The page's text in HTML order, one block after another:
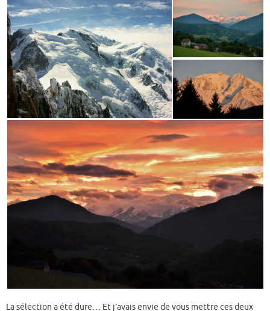
La sélection a été dure… Et j’avais envie de vous mettre ces deux